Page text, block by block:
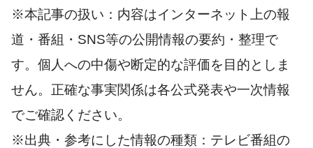
※本記事の扱い：内容はインターネット上の報
道・番組・SNS等の公開情報の要約・整理で
す。個人への中傷や断定的な評価を目的としま
せん。正確な事実関係は各公式発表や一次情報
でご確認ください。
※出典・参考にした情報の種類：テレビ番組の